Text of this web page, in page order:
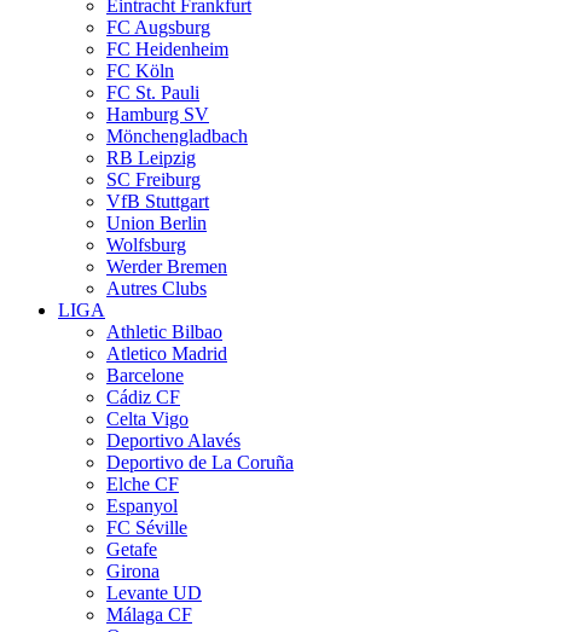
Eintracht Frankfurt
FC Augsburg
FC Heidenheim
FC Köln
FC St. Pauli
Hamburg SV
Mönchengladbach
RB Leipzig
SC Freiburg
VfB Stuttgart
Union Berlin
Wolfsburg
Werder Bremen
Autres Clubs
LIGA
Athletic Bilbao
Atletico Madrid
Barcelone
Cádiz CF
Celta Vigo
Deportivo Alavés
Deportivo de La Coruña
Elche CF
Espanyol
FC Séville
Getafe
Girona
Levante UD
Málaga CF